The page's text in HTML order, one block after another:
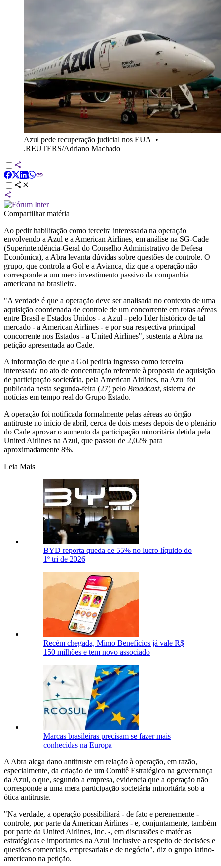
Azul pede recuperação judicial nos EUA
•
.REUTERS/Adriano Machado
Compartilhar matéria
Ao pedir habilitação como terceira interessada na operação
envolvendo a Azul e a American Airlines, em análise na SG-Cade
(Superintendência-Geral do Conselho Administrativo de Defesa
Econômica), a Abra levanta dúvidas sobre questões de controle. O
grupo, que controla a Gol e a Avianca, diz que a operação não
corresponde a um mero investimento passivo da companhia
americana na brasileira.
"A verdade é que a operação deve ser analisada no contexto de uma
aquisição coordenada de controle de um concorrente em rotas aéreas
entre Brasil e Estados Unidos - a Azul - pelo líder histórico de tal
mercado - a American Airlines - e por sua respectiva principal
concorrente nos Estados - a United Airlines", sustenta a Abra na
petição apresentada ao Cade.
A informação de que a Gol pediria ingresso como terceira
interessada no ato de concentração referente à proposta de aquisição
de participação societária, pela American Airlines, na Azul foi
publicada nesta segunda-feira (27) pelo Broadcast, sistema de
notícias em tempo real do Grupo Estado.
A operação foi notificada formalmente pelas aéreas ao órgão
antitruste no início de abril, cerca de dois meses depois de o plenário
do Cade aprovar o aumento da participação minoritária detida pela
United Airlines na Azul, que passou de 2,02% para
aproximadamente 8%.
Leia Mais
BYD reporta queda de 55% no lucro líquido do
1º tri de 2026
Recém chegada, Mimo Benefícios já vale R$
150 milhões e tem novo associado
Marcas brasileiras precisam se fazer mais
conhecidas na Europa
A Abra alega dano antitruste em relação à operação, em razão,
especialmente, da criação de um Comitê Estratégico na governança
da Azul, o que, segundo a empresa, evidencia que a operação não
corresponde a uma mera participação societária minoritária sob a
ótica antitruste.
"Na verdade, a operação possibilitará - de fato e perenemente -
controle, por parte da American Airlines - e, conjuntamente, também
por parte da United Airlines, Inc. -, em discussões e matérias
estratégicas e importantes na Azul, inclusive a respeito de decisões e
questões comerciais, empresariais e de negócio", diz o grupo latino-
americano na petição.